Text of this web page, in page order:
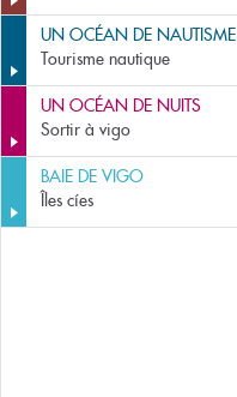
UN OCÉAN DE NAUTISME
Tourisme nautique
UN OCÉAN DE NUITS
Sortir à vigo
BAIE DE VIGO
Îles cíes